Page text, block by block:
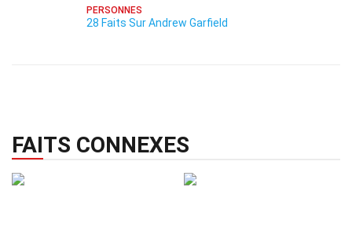
PERSONNES
28 Faits Sur Andrew Garfield
FAITS CONNEXES